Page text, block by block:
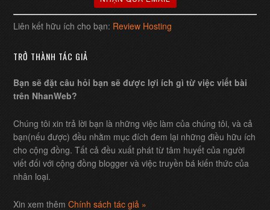
Liên kết hữu ích cho bạn: Review Hosting
TRỞ THÀNH TÁC GIẢ
Bạn sẽ đặt câu hỏi bạn sẽ được lợi ích gì từ việc viết bài
trên NhanWeb?
Chúng tôi xin trả lời bạn là những việc làm của chúng tôi, và cả
bạn(nếu được) đều nhằm mục đích đem lại những điều hữu ích
cho cộng đồng. Tất cả đều xuất phát từ tâm huyết của người
viết đối với cộng đồng blogger và việc truyền bá kiến thức của
nhân loại.
Xin xem thêmChính sách tác giả »